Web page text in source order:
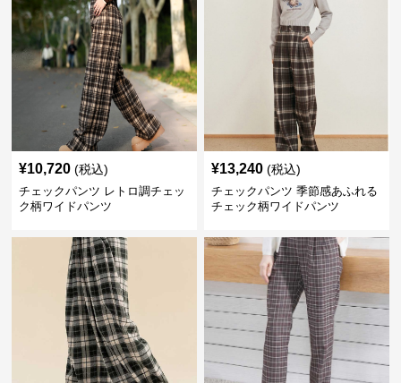
¥10,720 (税込)
チェックパンツ レトロ調チェッ
ク柄ワイドパンツ
¥13,240 (税込)
チェックパンツ 季節感あふれる
チェック柄ワイドパンツ